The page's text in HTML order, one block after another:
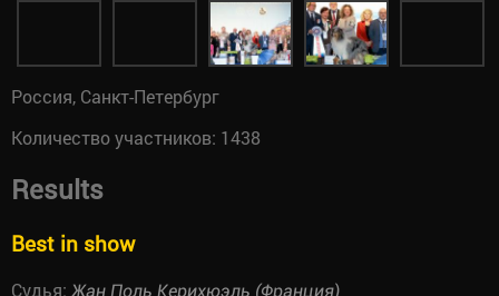
Россия, Санкт-Петербург
Количество участников: 1438
Results
Best in show
Судья: Жан Поль Керихюэль (Франция)